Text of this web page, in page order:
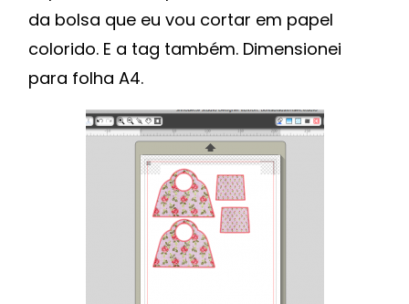
da bolsa que eu vou cortar em papel
colorido. E a tag também. Dimensionei
para folha A4.